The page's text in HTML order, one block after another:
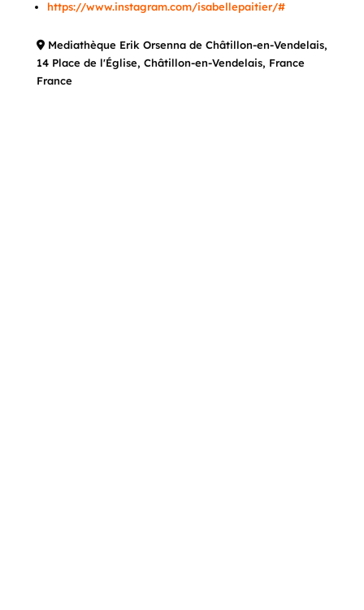
https://www.instagram.com/isabellepaitier/#
Mediathèque Erik Orsenna de Châtillon-en-Vendelais,
14 Place de l'Église, Châtillon-en-Vendelais, France
France